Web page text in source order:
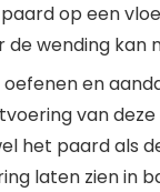
op een
de wending kan
en
van
het paard als
laten zien in